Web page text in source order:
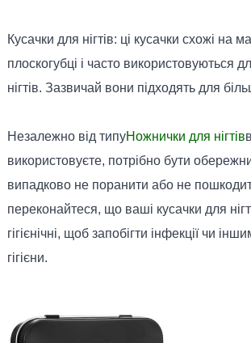
Кусачки для нігтів: ці кусачки схожі на
плоскогубці і часто використовуються
нігтів. Зазвичай вони підходять для
Незалежно від типуНожнички для нігтів
використовуєте, потрібно бути
випадково не поранити або не
переконайтеся, що ваші кусачки для
гігієнічні, щоб запобігти інфекції чи
гігієни.